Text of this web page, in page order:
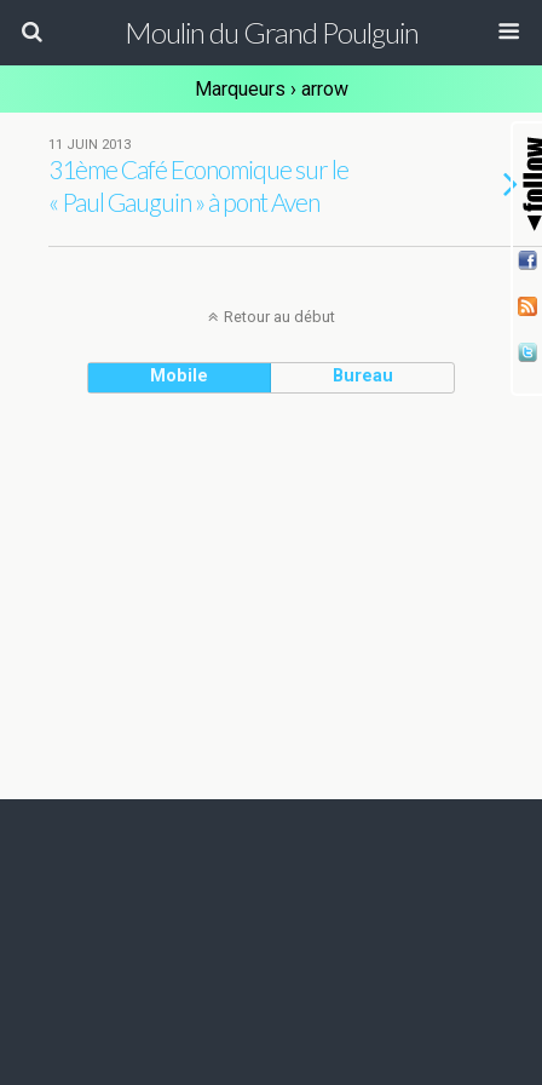
Moulin du Grand Poulguin
Marqueurs › arrow
11 JUIN 2013
31ème Café Economique sur le
« Paul Gauguin » à pont Aven
Retour au début
Mobile Bureau